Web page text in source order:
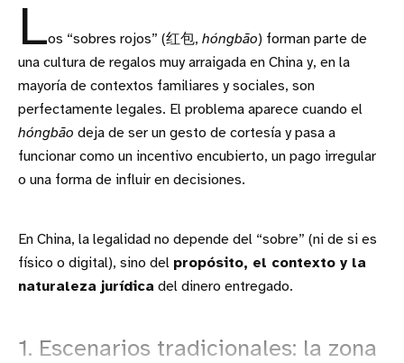
Los “sobres rojos” (红包, hóngbāo) forman parte de
una cultura de regalos muy arraigada en China y, en la
mayoría de contextos familiares y sociales, son
perfectamente legales. El problema aparece cuando el
hóngbāo deja de ser un gesto de cortesía y pasa a
funcionar como un incentivo encubierto, un pago irregular
o una forma de influir en decisiones.
En China, la legalidad no depende del “sobre” (ni de si es
físico o digital), sino del propósito, el contexto y la
naturaleza jurídica del dinero entregado.
1. Escenarios tradicionales: la zona